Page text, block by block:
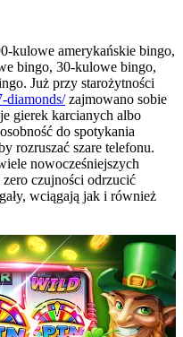
kulowe amerykańskie bingo,
bingo, 30-kulowe bingo,
Już przy starożytności
diamonds/zajmowano sobie
gierek karcianych albo
do spotykania
rozruszać szare telefonu.
nowocześniejszych
czujności odrzucić
wciągają jak i również